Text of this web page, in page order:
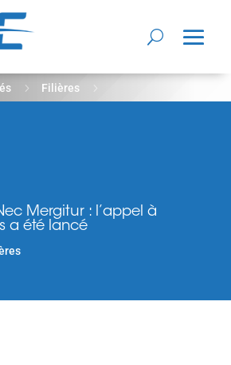
5 Filières
Mergitur : l’appel à
a été lancé